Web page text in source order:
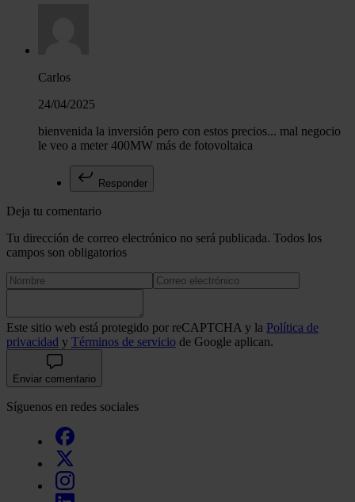
Carlos
24/04/2025
bienvenida la inversión pero con estos precios... mal negocio
le veo a meter 400MW más de fotovoltaica
Responder
Deja tu comentario
Tu dirección de correo electrónico no será publicada. Todos los
campos son obligatorios
Este sitio web está protegido por reCAPTCHA y la Política de
privacidad y Términos de servicio de Google aplican.
Enviar comentario
Síguenos en redes sociales